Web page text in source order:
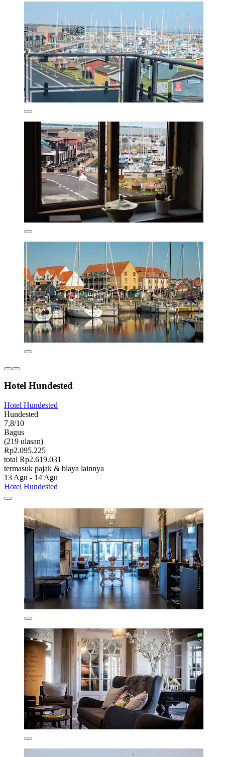
Hotel Hundested
Hotel Hundested
Hundested
7,8/10
Bagus
(219 ulasan)
Rp2.095.225
total Rp2.619.031
termasuk pajak & biaya lainnya
13 Agu - 14 Agu
Hotel Hundested